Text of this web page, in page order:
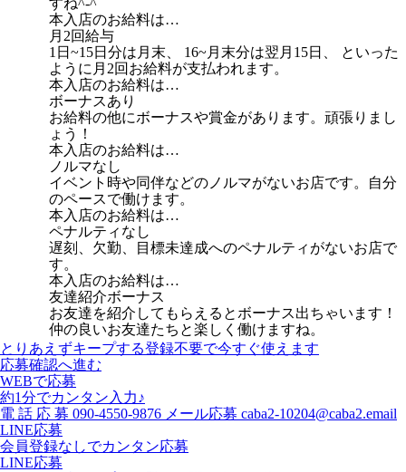
本入店のお給料は…
月2回給与
1日~15日分は月末、 16~月末分は翌月15日、 といった
ように月2回お給料が支払われます。
本入店のお給料は…
ボーナスあり
お給料の他にボーナスや賞金があります。頑張りまし
ょう！
本入店のお給料は…
ノルマなし
イベント時や同伴などのノルマがないお店です。自分
のペースで働けます。
本入店のお給料は…
ペナルティなし
遅刻、欠勤、目標未達成へのペナルティがないお店で
す。
本入店のお給料は…
友達紹介ボーナス
お友達を紹介してもらえるとボーナス出ちゃいます！
仲の良いお友達たちと楽しく働けますね。
とりあえずキープする登録不要で今すぐ使えます
応募確認へ進む
WEBで応募
約1分でカンタン入力♪
電 話 応 募 090-4550-9876 メール応募 caba2-10204@caba2.email
LINE応募
会員登録なしでカンタン応募
LINE応募